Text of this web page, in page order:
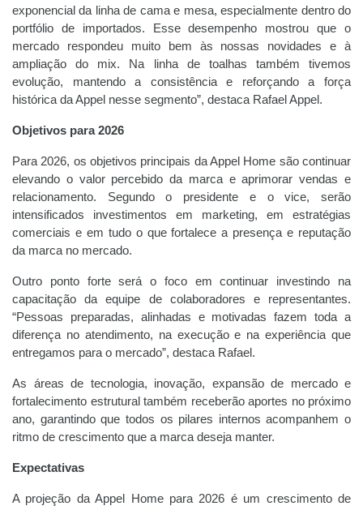
exponencial da linha de cama e mesa, especialmente dentro do
portfólio de importados. Esse desempenho mostrou que o
mercado respondeu muito bem às nossas novidades e à
ampliação do mix. Na linha de toalhas também tivemos
evolução, mantendo a consistência e reforçando a força
histórica da Appel nesse segmento”, destaca Rafael Appel.
Objetivos para 2026
Para 2026, os objetivos principais da Appel Home são continuar
elevando o valor percebido da marca e aprimorar vendas e
relacionamento. Segundo o presidente e o vice, serão
intensificados investimentos em marketing, em estratégias
comerciais e em tudo o que fortalece a presença e reputação
da marca no mercado.
Outro ponto forte será o foco em continuar investindo na
capacitação da equipe de colaboradores e representantes.
“Pessoas preparadas, alinhadas e motivadas fazem toda a
diferença no atendimento, na execução e na experiência que
entregamos para o mercado”, destaca Rafael.
As áreas de tecnologia, inovação, expansão de mercado e
fortalecimento estrutural também receberão aportes no próximo
ano, garantindo que todos os pilares internos acompanhem o
ritmo de crescimento que a marca deseja manter.
Expectativas
A projeção da Appel Home para 2026 é um crescimento de